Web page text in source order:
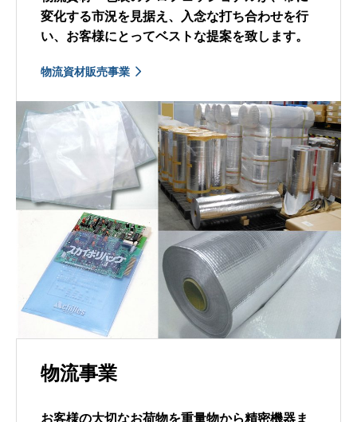
変化する市況を見据え、入念な打ち合わせを行
い、お客様にとってベストな提案を致します。
物流資材販売事業
物流事業
お客様の大切なお荷物を重量物から精密機器ま